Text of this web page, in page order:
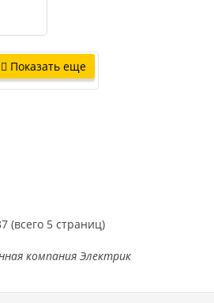
Показать еще
(всего 5 страниц)
компания Электрик